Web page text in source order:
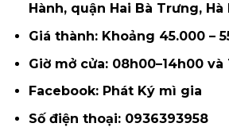
Hành, quận Hai Bà Trưng, Hà
Giá thành: Khoảng 45.000 –
Giờ mở cửa: 08h00–14h00 và
Facebook: Phát Ký mì gia
Số điện thoại: 0936393958